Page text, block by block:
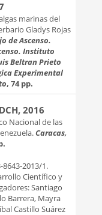
marinas del
Gladys Rojas
de Ascenso.
Instituto
Beltran Prieto
Experimental
, 74 pp.
2016
Nacional de las
Caracas,
2013/1.
Científico y
Santiago
Barrera, Mayra
Castillo Suárez